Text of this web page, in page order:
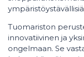
Tuomariston
innovatiivinen ja
ongelmaan. Se